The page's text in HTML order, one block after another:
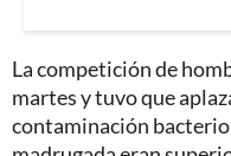
La competición de
martes y tuvo que
contaminación